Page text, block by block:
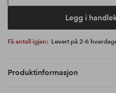
Legg i
Få antall igjen: Levert på 2-6
Produktinformasjon